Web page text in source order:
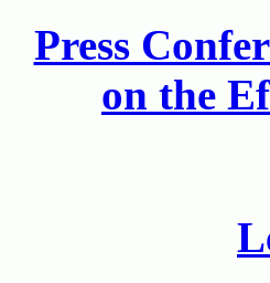
Press
on the